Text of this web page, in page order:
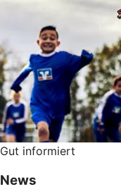
Gut informiert
News